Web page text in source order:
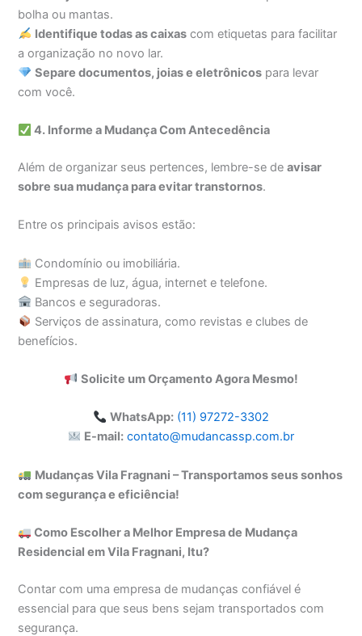
bolha ou mantas.
Identifique todas as caixas com etiquetas para facilitar
a organização no novo lar.
Separe documentos, joias e eletrônicos para levar
com você.
4. Informe a Mudança Com Antecedência
Além de organizar seus pertences, lembre-se deavisar
sobre sua mudança para evitar transtornos.
Entre os principais avisos estão:
Condomínio ou imobiliária.
Empresas de luz, água, internet e telefone.
Bancos e seguradoras.
Serviços de assinatura, como revistas e clubes de
benefícios.
Solicite um Orçamento Agora Mesmo!
WhatsApp: (11) 97272-3302
E-mail: contato@mudancassp.com.br
Mudanças Vila Fragnani – Transportamos seus sonhos
com segurança e eficiência!
Como Escolher a Melhor Empresa de Mudança
Residencial em Vila Fragnani, Itu?
Contar com uma empresa de mudanças confiável é
essencial para que seus bens sejam transportados com
segurança.